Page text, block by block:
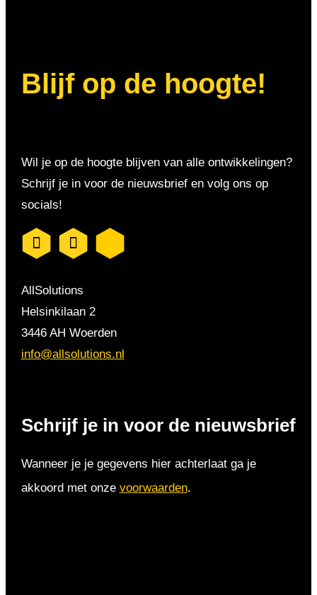
Blijf op de hoogte!
Wil je op de hoogte blijven van alle ontwikkelingen?
Schrijf je in voor de nieuwsbrief en volg ons op
socials!
AllSolutions
Helsinkilaan 2
3446 AH Woerden
info@allsolutions.nl
Schrijf je in voor de nieuwsbrief
Wanneer je je gegevens hier achterlaat ga je
akkoord met onze voorwaarden.